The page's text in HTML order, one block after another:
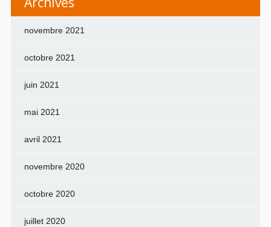
novembre 2021
octobre 2021
juin 2021
mai 2021
avril 2021
novembre 2020
octobre 2020
juillet 2020